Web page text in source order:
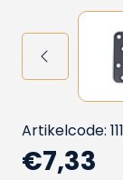
Artikelcode:
€7,33